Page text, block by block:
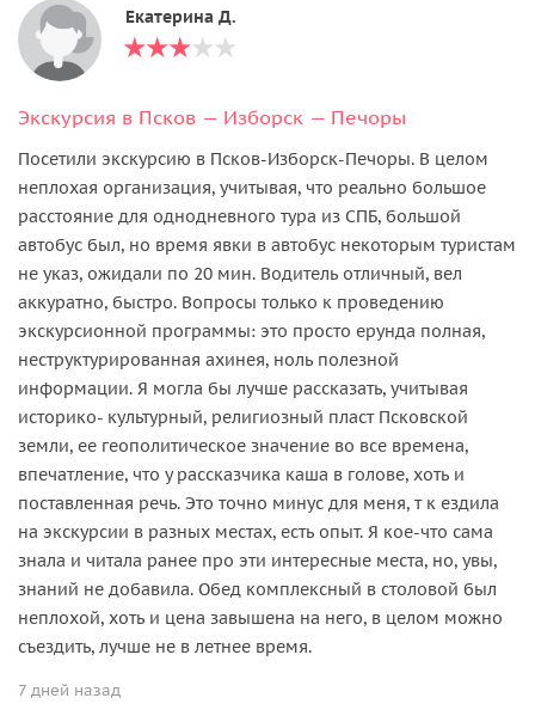
Екатерина Д.
Экскурсия в Псков — Изборск — Печоры
Посетили экскурсию в Псков-Изборск-Печоры. В целом
неплохая организация, учитывая, что реально большое
расстояние для однодневного тура из СПБ, большой
автобус был, но время явки в автобус некоторым туристам
не указ, ожидали по 20 мин. Водитель отличный, вел
аккуратно, быстро. Вопросы только к проведению
экскурсионной программы: это просто ерунда полная,
неструктурированная ахинея, ноль полезной
информации. Я могла бы лучше рассказать, учитывая
историко- культурный, религиозный пласт Псковской
земли, ее геополитическое значение во все времена,
впечатление, что у рассказчика каша в голове, хоть и
поставленная речь. Это точно минус для меня, т к ездила
на экскурсии в разных местах, есть опыт. Я кое-что сама
знала и читала ранее про эти интересные места, но, увы,
знаний не добавила. Обед комплексный в столовой был
неплохой, хоть и цена завышена на него, в целом можно
съездить, лучше не в летнее время.
7 дней назад